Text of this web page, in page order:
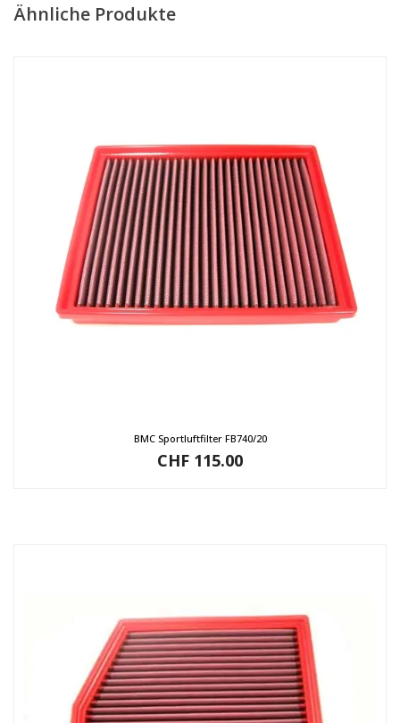
Ähnliche Produkte
BMC Sportluftfilter FB740/20
CHF 115.00